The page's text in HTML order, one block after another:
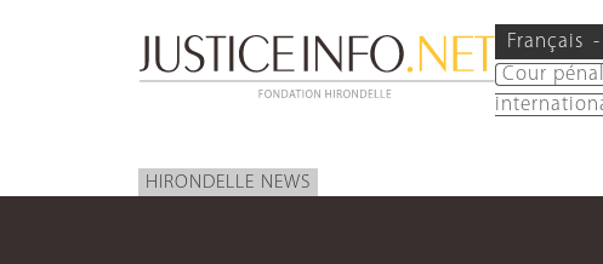
Français
Cour
HIRONDELLE NEWS